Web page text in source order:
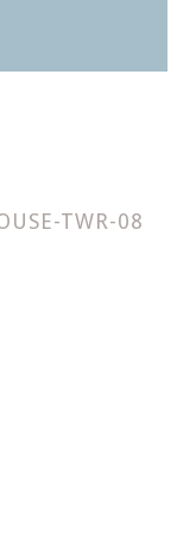
TWR-08